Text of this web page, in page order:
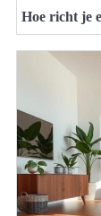
Hoe richt je